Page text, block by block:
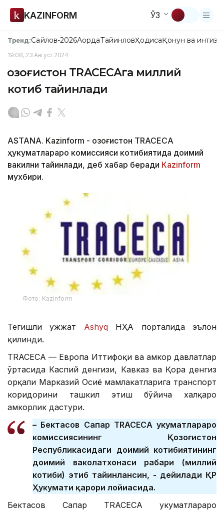
KAZINFORM ЎЗ
Тренд:Сайлов-2026АқордаТайинловҲодисаҚонун ва
19:08, 23 Август 2024
Қозоғистон ТRACECАга миллий
котиб тайинлади
ASTANA. Kazinform - Қозоғистон ТRACECА
ҳукуматлараро комиссияси котибиятида доимий
вакилни тайинлади, деб хабар беради Кazinform
мухбири.
Фото: Kazinform
Тегишли ҳужжат AshyqНҲА порталида эълон
қилинди.
ТRACECА — Европа Иттифоқи ва ҳамкор давлатлар
ўртасида Каспий денгизи, Кавказ ва Қора денгиз
орқали Марказий Осиё мамлакатларига транспорт
коридорини ташкил этиш бўйича халқаро
ҳамкорлик дастури.
– Бектасов Сапар ТRACECА ҳукуматлараро
комиссиясининг Қозоғистон
Республикасидаги доимий котибиятининг
доимий ваколатхонаси раҳбари (миллий
котиби) этиб тайинлансин, - дейилади ҚР
Ҳукумати қарори лойиҳасида.
Бектасов Сапар ТRACECA ҳукуматлараро